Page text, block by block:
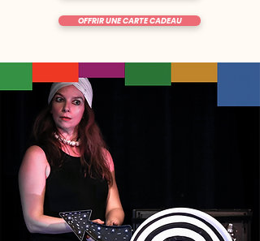
OFFRIR UNE CARTE CADEAU